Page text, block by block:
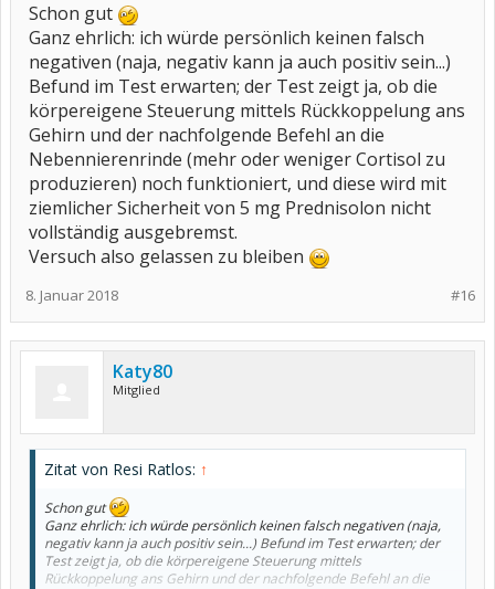
Schon gut
Ganz ehrlich: ich würde persönlich keinen falsch
negativen (naja, negativ kann ja auch positiv sein...)
Befund im Test erwarten; der Test zeigt ja, ob die
körpereigene Steuerung mittels Rückkoppelung ans
Gehirn und der nachfolgende Befehl an die
Nebennierenrinde (mehr oder weniger Cortisol zu
produzieren) noch funktioniert, und diese wird mit
ziemlicher Sicherheit von 5 mg Prednisolon nicht
vollständig ausgebremst.
Versuch also gelassen zu bleiben
#16
8. Januar 2018
Katy80
Mitglied
Zitat von Resi Ratlos: ↑
Schon gut
Ganz ehrlich: ich würde persönlich keinen falsch negativen (naja,
negativ kann ja auch positiv sein...) Befund im Test erwarten; der
Test zeigt ja, ob die körpereigene Steuerung mittels
Rückkoppelung ans Gehirn und der nachfolgende Befehl an die